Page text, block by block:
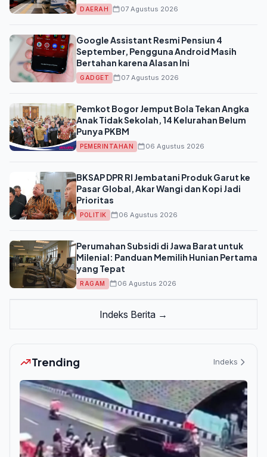
DAERAH 07 Agustus 2026
Google Assistant Resmi Pensiun 4
September, Pengguna Android Masih
Bertahan karena Alasan Ini
GADGET 07 Agustus 2026
Pemkot Bogor Jemput Bola Tekan Angka
Anak Tidak Sekolah, 14 Kelurahan Belum
Punya PKBM
PEMERINTAHAN 06 Agustus 2026
BKSAP DPR RI Jembatani Produk Garut ke
Pasar Global, Akar Wangi dan Kopi Jadi
Prioritas
POLITIK 06 Agustus 2026
Perumahan Subsidi di Jawa Barat untuk
Milenial: Panduan Memilih Hunian Pertama
yang Tepat
RAGAM 06 Agustus 2026
Indeks Berita →
Trending Indeks